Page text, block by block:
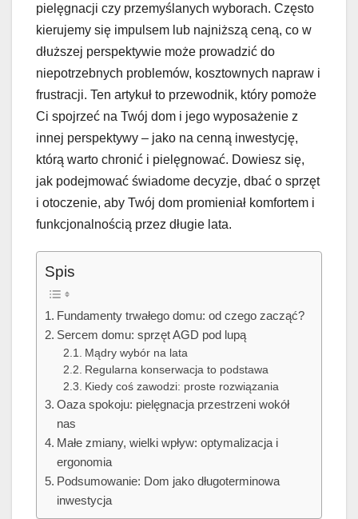
pielęgnacji czy przemyślanych wyborach. Często
kierujemy się impulsem lub najniższą ceną, co w
dłuższej perspektywie może prowadzić do
niepotrzebnych problemów, kosztownych napraw i
frustracji. Ten artykuł to przewodnik, który pomoże
Ci spojrzeć na Twój dom i jego wyposażenie z
innej perspektywy – jako na cenną inwestycję,
którą warto chronić i pielęgnować. Dowiesz się,
jak podejmować świadome decyzje, dbać o sprzęt
i otoczenie, aby Twój dom promieniał komfortem i
funkcjonalnością przez długie lata.
Spis
Fundamenty trwałego domu: od czego zacząć?
Sercem domu: sprzęt AGD pod lupą
Mądry wybór na lata
Regularna konserwacja to podstawa
Kiedy coś zawodzi: proste rozwiązania
Oaza spokoju: pielęgnacja przestrzeni wokół
nas
Małe zmiany, wielki wpływ: optymalizacja i
ergonomia
Podsumowanie: Dom jako długoterminowa
inwestycja